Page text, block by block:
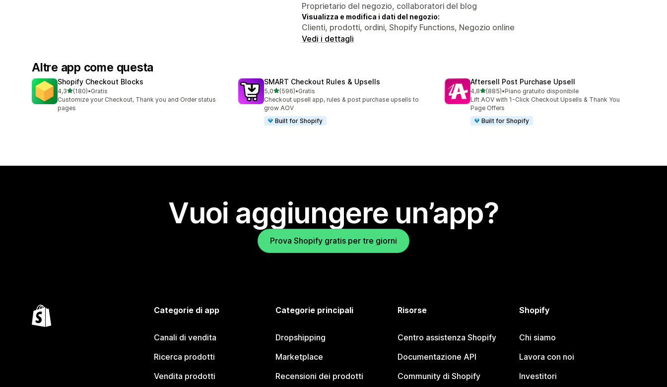
Proprietario del negozio, collaboratori del blog
Visualizza e modifica i dati del negozio:
Clienti, prodotti, ordini, Shopify Functions, Negozio online
Vedi i dettagli
Altre app come questa
Shopify Checkout Blocks
4,3stelle su 5
(180)
180 recensioni totali
•Gratis
Customize your Checkout, Thank you and Order status
pages
SMART Checkout Rules & Upsells
5,0stelle su 5
(596)
596 recensioni totali
•Gratis
Checkout upsell app, rules & post purchase upsells to
grow AOV
Built for Shopify
Aftersell Post Purchase Upsell
4,8stelle su 5
(885)
885 recensioni totali
•Piano gratuito disponibile
Lift AOV with 1-Click Checkout Upsells & Thank You
Page Offers
Built for Shopify
Vuoi aggiungere un’app?
Prova Shopify gratis per tre giorni
Categorie di app
Canali di vendita
Ricerca prodotti
Vendita prodotti
Categorie principali
Dropshipping
Marketplace
Recensioni dei prodotti
Risorse
Centro assistenza Shopify
Documentazione API
Community di Shopify
Shopify
Chi siamo
Lavora con noi
Investitori